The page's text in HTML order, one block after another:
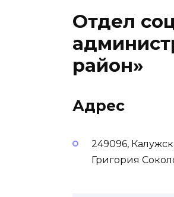
Отдел
район»
Адрес
249096,
Григория